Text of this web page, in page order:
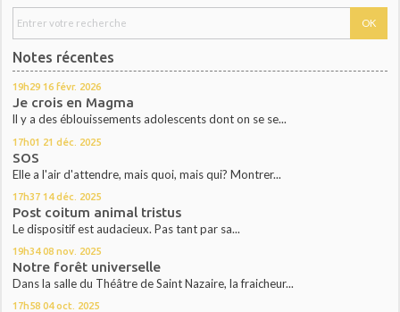
Notes récentes
19h29 16 févr. 2026
Je crois en Magma
ll y a des éblouissements adolescents dont on se se...
17h01 21 déc. 2025
SOS
Elle a l'air d'attendre, mais quoi, mais qui? Montrer...
17h37 14 déc. 2025
Post coitum animal tristus
Le dispositif est audacieux. Pas tant par sa...
19h34 08 nov. 2025
Notre forêt universelle
Dans la salle du Théâtre de Saint Nazaire, la fraicheur...
17h58 04 oct. 2025